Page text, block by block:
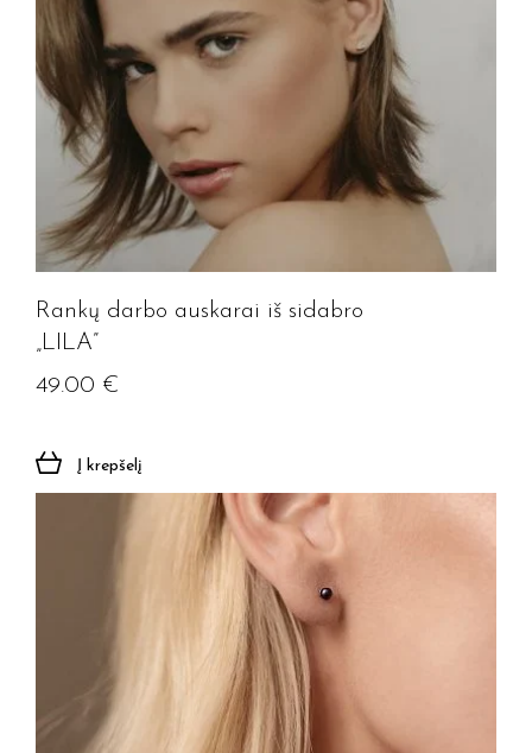
Rankų darbo auskarai iš sidabro
„LILA”
49.00 €
Į krepšelį